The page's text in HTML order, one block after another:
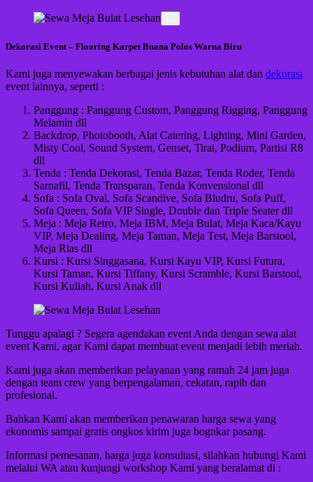
Dekorasi Event – Flooring Karpet Buana Polos Warna Biru
Kami juga menyewakan berbagai jenis kebutuhan alat dan dekorasi
event lainnya, seperti :
Panggung : Panggung Custom, Panggung Rigging, Panggung
Melamin dll
Backdrop, Photobooth, Alat Catering, Lighting, Mini Garden,
Misty Cool, Sound System, Genset, Tirai, Podium, Partisi R8
dll
Tenda : Tenda Dekorasi, Tenda Bazar, Tenda Roder, Tenda
Sarnafil, Tenda Transparan, Tenda Konvensional dll
Sofa : Sofa Oval, Sofa Scandive, Sofa Bludru, Sofa Puff,
Sofa Queen, Sofa VIP Single, Double dan Triple Seater dll
Meja : Meja Retro, Meja IBM, Meja Bulat, Meja Kaca/Kayu
VIP, Meja Dealing, Meja Taman, Meja Test, Meja Barstool,
Meja Rias dll
Kursi : Kursi Singgasana, Kursi Kayu VIP, Kursi Futura,
Kursi Taman, Kursi Tiffany, Kursi Scramble, Kursi Barstool,
Kursi Kuliah, Kursi Anak dll
Tunggu apalagi ? Segera agendakan event Anda dengan sewa alat
event Kami, agar Kami dapat membuat event menjadi lebih meriah.
Kami juga akan memberikan pelayanan yang ramah 24 jam juga
dengan team crew yang berpengalaman, cekatan, rapih dan
profesional.
Bahkan Kami akan memberikan penawaran harga sewa yang
ekonomis sampai gratis ongkos kirim juga bognkar pasang.
Informasi pemesanan, harga juga konsultasi, silahkan hubungi Kami
melalui WA atau kunjungi workshop Kami yang beralamat di :